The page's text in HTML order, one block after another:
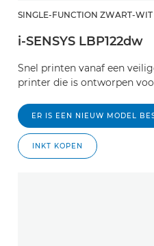
SINGLE-FUNCTION ZWART-WIT
i-SENSYS LBP122dw
Snel printen vanaf een
printer die is ontworpen
ER IS EEN NIEUW MODEL
INKT KOPEN